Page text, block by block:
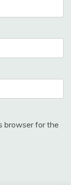
browser for the